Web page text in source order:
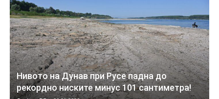
Нивото на Дунав при Русе падна до
рекордно ниските минус 101 сантиметра!